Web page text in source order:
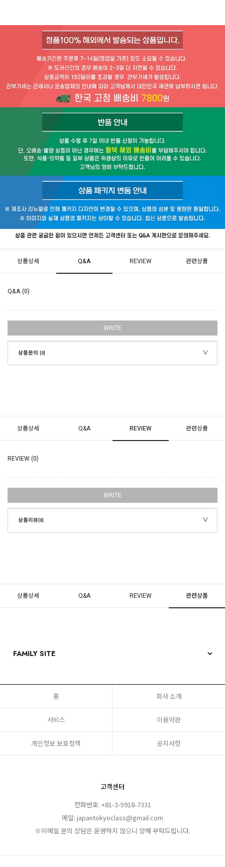
상품상세 Q&A REVIEW 관련상품
Q&A (0)
WRITE
상품문의 [0]
상품상세 Q&A REVIEW 관련상품
REVIEW (0)
WRITE
상품리뷰[0]
상품상세 Q&A REVIEW 관련상품
홈 회사 소개
서비스 이용약관
개인정보 보호정책 공지사항
고객센터
전화번호: +81-3-5918-7331
메일: japantokyoclass@gmail.com
※이메일 문의 상담은 운영하지 않으니 양해 부탁드립니다.